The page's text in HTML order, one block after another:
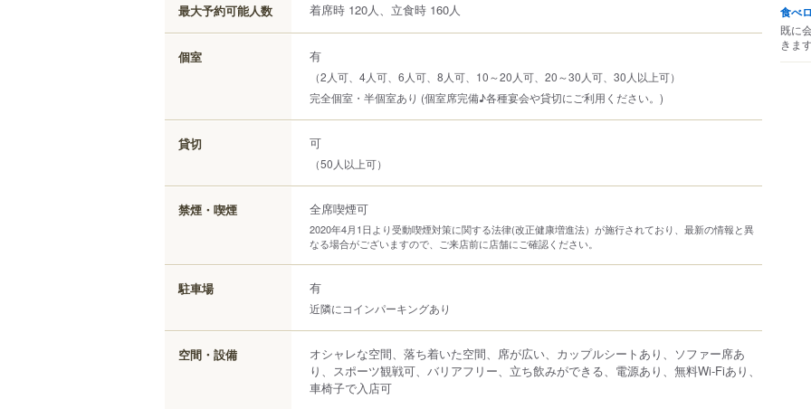
最大予約可能人数 着席時 120人、立食時 160人
個室 有
（2人可、4人可、6人可、8人可、10～20人可、20～30人可、30人以上可）
完全個室・半個室あり (個室席完備♪各種宴会や貸切にご利用ください。)
貸切 可
（50人以上可）
禁煙・喫煙 全席喫煙可
2020年4月1日より受動喫煙対策に関する法律(改正健康増進法）が施行されており、最新の情報と異
なる場合がございますので、ご来店前に店舗にご確認ください。
駐車場 有
近隣にコインパーキングあり
空間・設備
オシャレな空間、落ち着いた空間、席が広い、カップルシートあり、ソファー席あ
り、スポーツ観戦可、バリアフリー、立ち飲みができる、電源あり、無料Wi-Fiあり、
車椅子で入店可
食べ
既に
きます